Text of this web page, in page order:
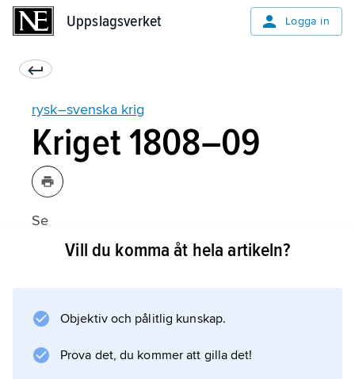
Uppslagsverket Logga in
rysk–svenska krig
Kriget 1808–09
Se
finska kriget
Vill du komma åt hela artikeln?
Objektiv och pålitlig kunskap.
Prova det, du kommer att gilla det!